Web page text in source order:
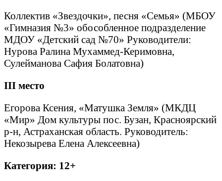
Коллектив «Звездочки», песня «Семья» (МБОУ
«Гимназия №3» обособленное подразделение
МДОУ «Детский сад №70» Руководители:
Нурова Ралина Мухаммед-Керимовна,
Сулейманова Сафия Болатовна)
III место
Егорова Ксения, «Матушка Земля» (МКДЦ
«Мир» Дом культуры пос. Бузан, Красноярский
р-н, Астраханская область. Руководитель:
Некозырева Елена Алексеевна)
Категория: 12+